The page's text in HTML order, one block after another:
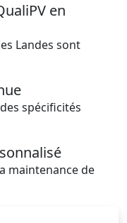
en
Landes sont
spécificités
maintenance de